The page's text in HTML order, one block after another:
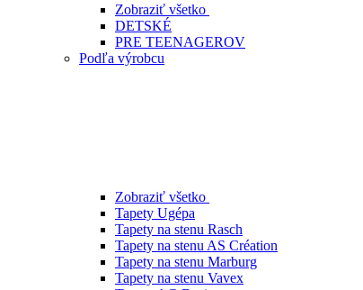
Zobraziť všetko
DETSKÉ
PRE TEENAGEROV
Podľa výrobcu
Zobraziť všetko
Tapety Ugépa
Tapety na stenu Rasch
Tapety na stenu AS Création
Tapety na stenu Marburg
Tapety na stenu Vavex